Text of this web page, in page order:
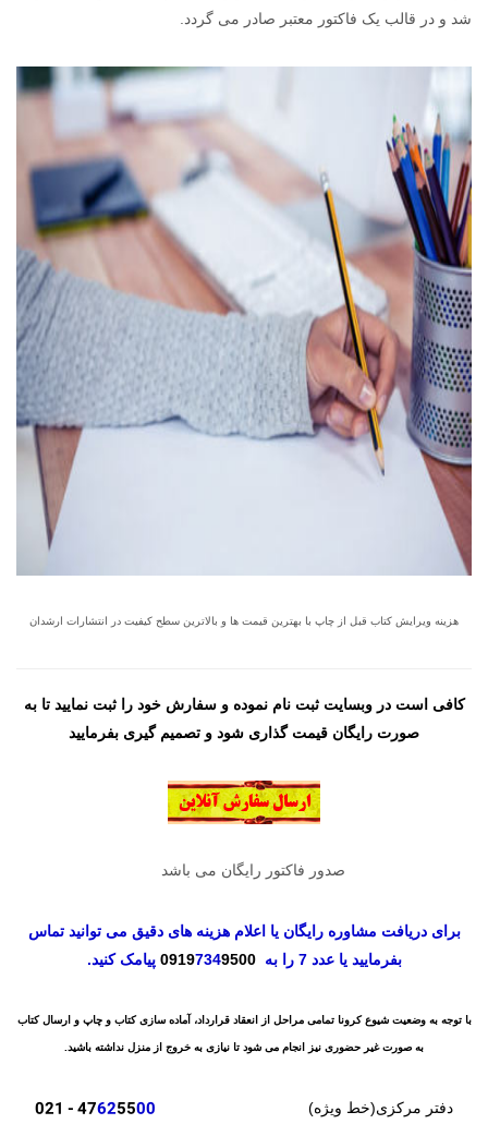
شد و در قالب یک فاکتور معتبر صادر می گردد.
هزینه ویرایش کتاب قبل از چاپ با بهترین قیمت ها و بالاترین سطح کیفیت در انتشارات ارشدان
کافی است در وبسایت ثبت نام نموده و سفارش خود را ثبت نمایید تا به
صورت رایگان قیمت گذاری شود و تصمیم گیری بفرمایید
صدور فاکتور رایگان می باشد
برای دریافت مشاوره رایگان یا اعلام هزینه های دقیق می توانید تماس
بفرمایید یا عدد 7 را به
09197349500 پیامک کنید.
با توجه به وضعیت شیوع کرونا تمامی مراحل از انعقاد قرارداد، آماده سازی کتاب و چاپ و ارسال کتاب
به صورت غیر حضوری نیز انجام می شود تا نیازی به خروج از منزل نداشته باشید.
دفتر مرکزی(خط ویژه) 47625500
- 021